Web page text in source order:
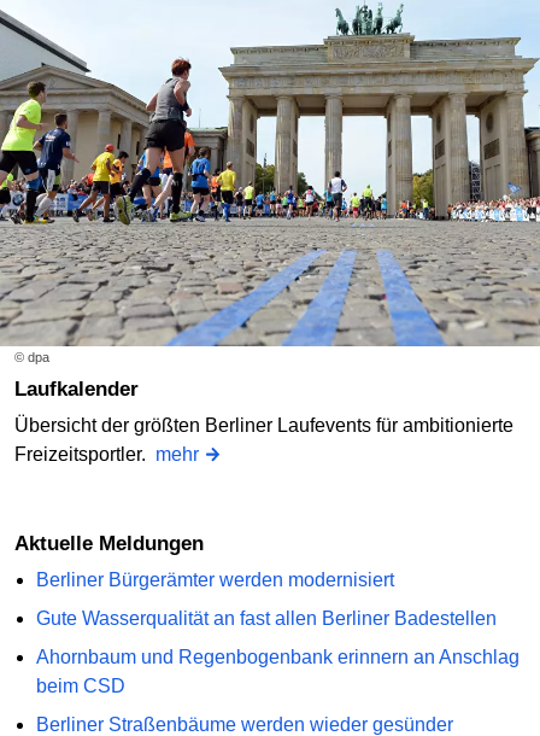
© dpa
Laufkalender
Übersicht der größten Berliner Laufevents für ambitionierte
Freizeitsportler. mehr
Aktuelle Meldungen
Berliner Bürgerämter werden modernisiert
Gute Wasserqualität an fast allen Berliner Badestellen
Ahornbaum und Regenbogenbank erinnern an Anschlag
beim CSD
Berliner Straßenbäume werden wieder gesünder